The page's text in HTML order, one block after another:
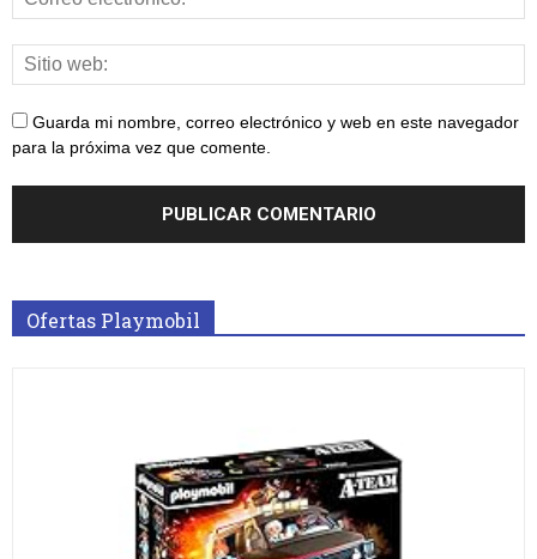
Guarda mi nombre, correo electrónico y web en este navegador
para la próxima vez que comente.
Ofertas Playmobil